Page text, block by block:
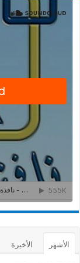
الأشهر الأخيرة